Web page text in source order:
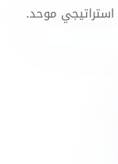
موحد.